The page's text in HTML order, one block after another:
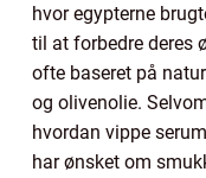
hvor egypterne
til at forbedre deres
ofte baseret på
og olivenolie.
hvordan vippe
har ønsket om